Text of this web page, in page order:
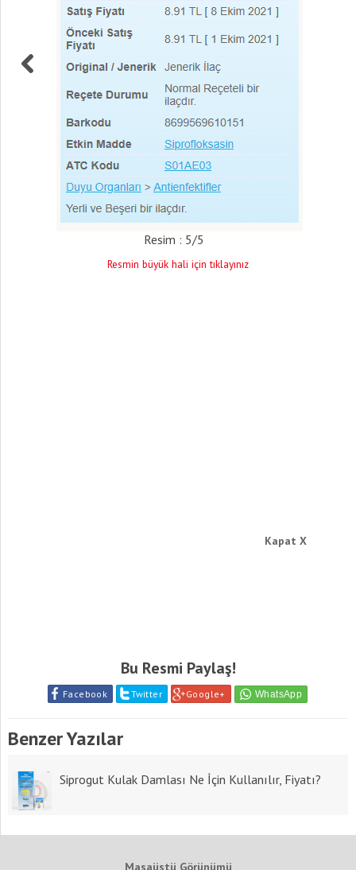
Resim : 5/5
Resmin büyük hali için tıklayınız
Bu Resmi Paylaş!
Facebook Twitter Google+
Benzer Yazılar
Siprogut Kulak Damlası Ne İçin Kullanılır, Fiyatı?
Masaüstü Görünümü
Kapat X